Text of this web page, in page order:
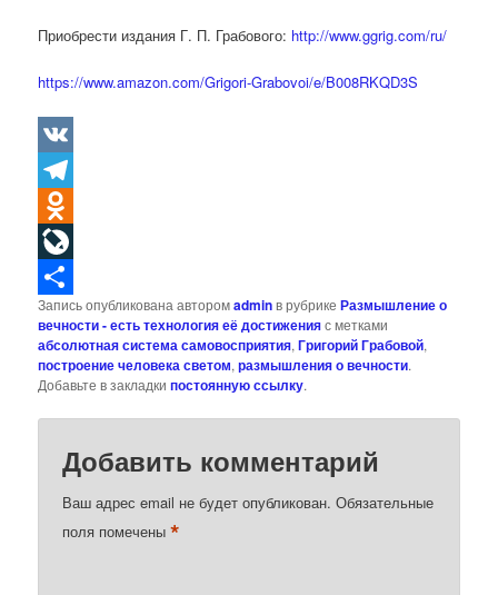
Приобрести издания Г. П. Грабового: http://www.ggrig.com/ru/
https://www.amazon.com/Grigori-Grabovoi/e/B008RKQD3S
VK
Telegram
Odnoklassniki
LiveJournal
Отправить
Запись опубликована авторомadminв рубрикеРазмышление о
вечности - есть технология её достиженияс метками
абсолютная система самовосприятия,Григорий Грабовой,
построение человека светом,размышления о вечности.
Добавьте в закладкипостоянную ссылку.
Добавить комментарий
Ваш адрес email не будет опубликован. Обязательные
поля помечены*